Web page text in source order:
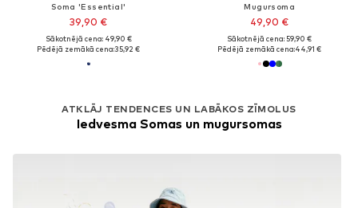
Soma 'Essential'
39,90 €
Sākotnējā cena: 49,90 €
Pēdējā zemākā cena:35,92 €
Mugursoma
49,90 €
Sākotnējā cena: 59,90 €
Pēdējā zemākā cena:44,91 €
ATKLĀJ TENDENCES UN LABĀKOS ZĪMOLUS
Iedvesma Somas un mugursomas